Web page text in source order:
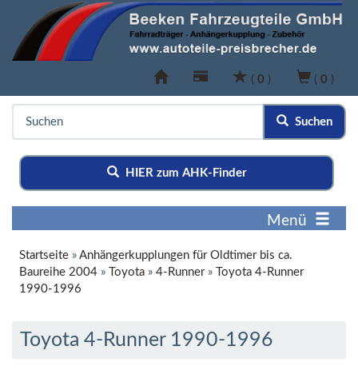
( 0 ) ( 0 )
Suchen
HIER zum AHK-Finder
Menü
Startseite » Anhängerkupplungen für Oldtimer bis ca.
Baureihe 2004 » Toyota » 4-Runner»
Toyota 4-Runner
1990-1996
Toyota 4-Runner 1990-1996